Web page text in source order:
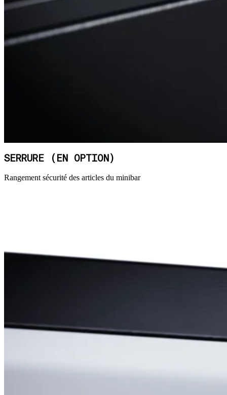
SERRURE (EN OPTION)
Rangement sécurité des articles du minibar